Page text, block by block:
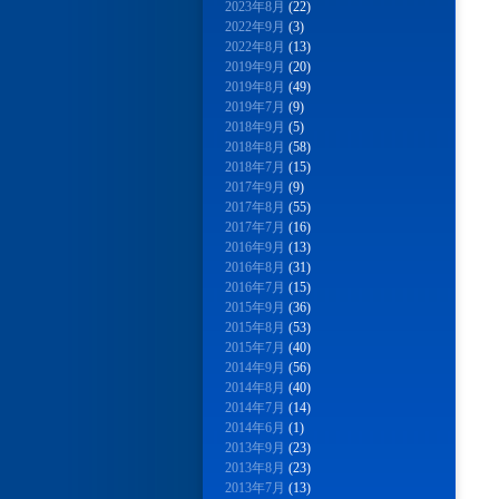
2023年8月 (22)
2022年9月 (3)
2022年8月 (13)
2019年9月 (20)
2019年8月 (49)
2019年7月 (9)
2018年9月 (5)
2018年8月 (58)
2018年7月 (15)
2017年9月 (9)
2017年8月 (55)
2017年7月 (16)
2016年9月 (13)
2016年8月 (31)
2016年7月 (15)
2015年9月 (36)
2015年8月 (53)
2015年7月 (40)
2014年9月 (56)
2014年8月 (40)
2014年7月 (14)
2014年6月 (1)
2013年9月 (23)
2013年8月 (23)
2013年7月 (13)